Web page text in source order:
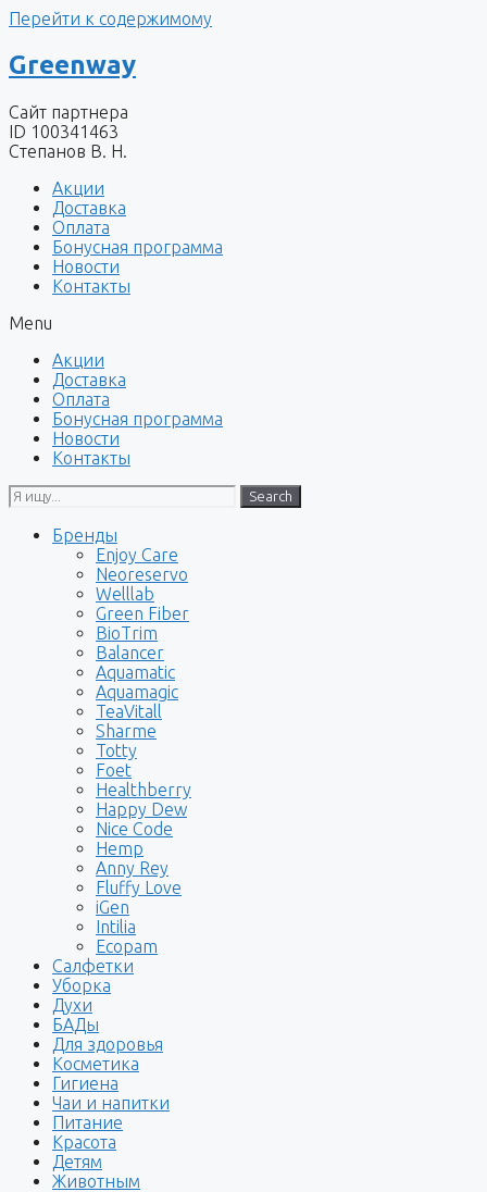
Перейти к содержимому
Greenway
Сайт партнера
ID 100341463
Степанов В. Н.
Акции
Доставка
Оплата
Бонусная программа
Новости
Контакты
Menu
Акции
Доставка
Оплата
Бонусная программа
Новости
Контакты
Search
Бренды
Enjoy Care
Neoreservo
Welllab
Green Fiber
BioTrim
Balancer
Aquamatic
Aquamagic
TeaVitall
Sharme
Totty
Foet
Healthberry
Happy Dew
Nice Code
Hemp
Anny Rey
Fluffy Love
iGen
Intilia
Ecopam
Салфетки
Уборка
Духи
БАДы
Для здоровья
Косметика
Гигиена
Чаи и напитки
Питание
Красота
Детям
Животным